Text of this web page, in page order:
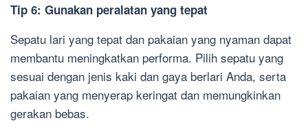
Tip 6: Gunakan peralatan yang tepat
Sepatu lari yang tepat dan pakaian yang nyaman dapat
membantu meningkatkan performa. Pilih sepatu yang
sesuai dengan jenis kaki dan gaya berlari Anda, serta
pakaian yang menyerap keringat dan memungkinkan
gerakan bebas.